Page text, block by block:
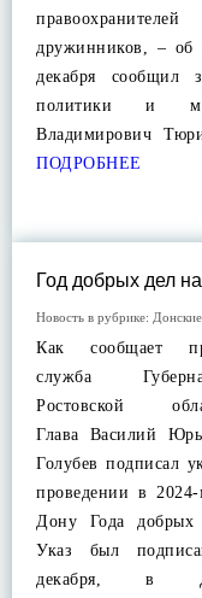
дружинников, – об
декабря сообщил
политики и
Владимирович
ПОДРОБНЕЕ
Год добрых дел
Новость в рубрике:
Как сообщает
служба
Ростовской
Глава Василий
Голубев подписал
проведении в
Дону Года добрых
Указ был
декабря, в